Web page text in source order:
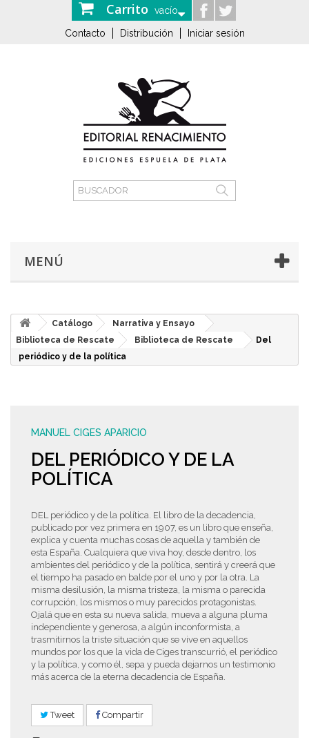
Carrito vacío
Contacto Distribución Iniciar sesión
MENÚ
Catálogo
Narrativa y Ensayo
Biblioteca de Rescate
Biblioteca de Rescate
Del
periódico y de la política
MANUEL CIGES APARICIO
DEL PERIÓDICO Y DE LA
POLÍTICA
DEL periódico y de la política. El libro de la decadencia,
publicado por vez primera en 1907, es un libro que enseña,
explica y cuenta muchas cosas de aquella y también de
esta España. Cualquiera que viva hoy, desde dentro, los
ambientes del periódico y de la política, sentirá y creerá que
el tiempo ha pasado en balde por el uno y por la otra. La
misma desilusión, la misma tristeza, la misma o parecida
corrupción, los mismos o muy parecidos protagonistas.
Ojalá que en esta su nueva salida, mueva a alguna pluma
independiente y generosa, a algún inconformista, a
trasmitirnos la triste situación que se vive en aquellos
mundos por los que la vida de Ciges transcurrió, el periódico
y la política, y como él, sepa y pueda dejarnos un testimonio
más acerca de la eterna decadencia de España.
Tweet Compartir